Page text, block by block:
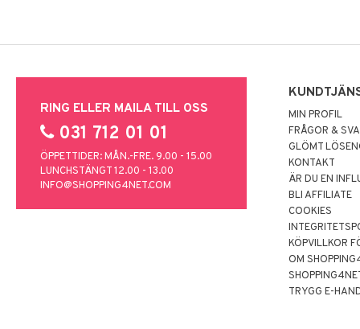
RING ELLER MAILA TILL OSS
031 712 01 01
ÖPPETTIDER: MÅN.-FRE. 9.00 - 15.00
LUNCHSTÄNGT 12.00 - 13.00
INFO@SHOPPING4NET.COM
MIN PROFIL
FRÅGOR &
GLÖMT
KONTAKT
ÄR DU EN
BLI AFFILIATE
COOKIES
KÖPVILLKOR
OM
TRYGG E-